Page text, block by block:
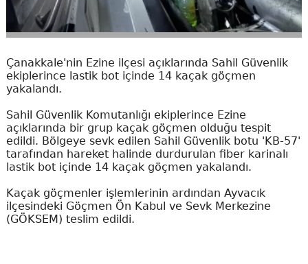
Çanakkale'nin Ezine ilçesi açıklarında Sahil Güvenlik
ekiplerince lastik bot içinde 14 kaçak göçmen
yakalandı.
Sahil Güvenlik Komutanlığı ekiplerince Ezine
açıklarında bir grup kaçak göçmen olduğu tespit
edildi. Bölgeye sevk edilen Sahil Güvenlik botu 'KB-57'
tarafından hareket halinde durdurulan fiber karinalı
lastik bot içinde 14 kaçak göçmen yakalandı.
Kaçak göçmenler işlemlerinin ardından Ayvacık
ilçesindeki Göçmen Ön Kabul ve Sevk Merkezine
(GÖKSEM) teslim edildi.